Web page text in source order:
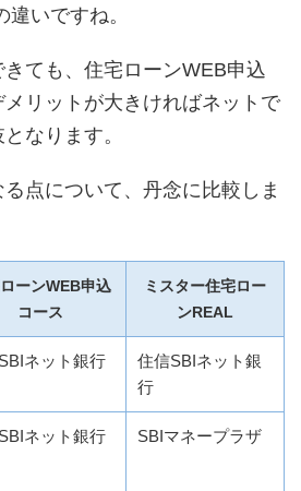
いですね。
ても、住宅ローンWEB申込
リットが大きければネットで
なります。
点について、丹念に比較しま
ーンWEB申込
コース
ミスター住宅ロー
ンREAL
ネット銀行
住信SBIネット銀
行
ネット銀行 SBIマネープラザ